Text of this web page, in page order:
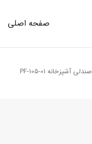
صفحه اصلی
صندلی آشپزخانه PF-105-01